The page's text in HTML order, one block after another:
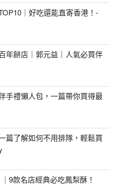
｜好吃還能直寄香港！-
年餅店｜郭元益｜人氣必買伴
手禮懶人包，一篇帶你買得最
篇了解如何不用排隊，輕鬆買
9款名店經典必吃鳳梨酥！